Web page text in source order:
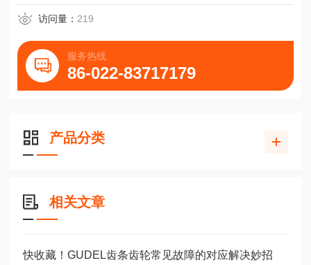
访问量： 219
服务热线
86-022-83717179
产品分类
相关文章
快收藏！GUDEL齿条齿轮常见故障的对应解决妙招